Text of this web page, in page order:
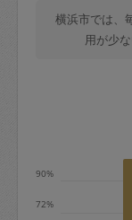
金額の
定期
期は
横浜市では、
用が少
72%
90%